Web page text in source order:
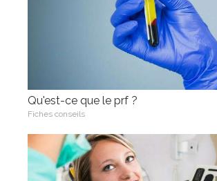
Qu'est-ce que le prf ?
Fiches conseils